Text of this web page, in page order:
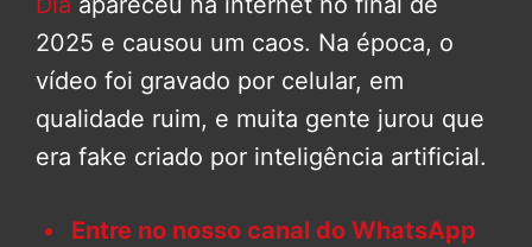
2025 e causou um caos. Na época, o
vídeo foi gravado por celular, em
qualidade ruim, e muita gente jurou que
era fake criado por inteligência artificial.
Entre no nosso canal do WhatsApp